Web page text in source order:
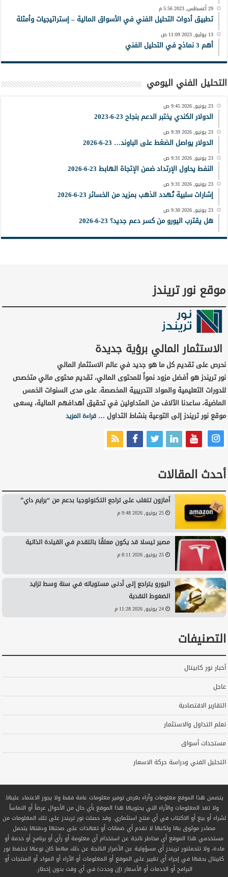
29 أغسطس, 2023 5:56 م
تطبيق أدوات التحليل الفني في الأسواق المالية – إستراتيجيات وأمثلة
13 يوليو, 2023 11:09 ص
أهم 3 نماذج في التحليل الفني
التحليل الفني اليومي
23 يونيو, 2026 9:45 ص
الدولار الكندي يختبر الدعم بنجاح 23-6-2023
23 يونيو, 2026 9:39 ص
الدولار يواصل الضغط على الباوند… 23-6-2026
23 يونيو, 2026 9:31 ص
النفط يحاول الإرتداد ضمن الإتجاة الهابط 23-6-2026
23 يونيو, 2026 9:31 ص
إشارات سلبية تُهدد الذهب بمزيد من الخسائر 23-6-2026
23 يونيو, 2026 9:30 ص
هل يقترب اليورو من كسر دعم جديد؟ 23-6-2026
موقع نور تريندز
الاستثمار المالي برؤية جديدة
نحرص على تقديم كل ما هو جديد في عالم الاستثمار المالي
نور تريندز هو أفضل مزود نمواً للمحتوى المالي، تقديم محتوى مالي متخصص
للدورات التعليمية والمواد التدريبية المخصصة. على مدى السنوات الخمس
الماضية، ساعدنا الآلاف من المتداولين في تحقيق أهدافهم المالية، يسعى
موقع نور تريندز إلى التوعية بنشاط التداول …قراءة المزيد
أحدث المقالات
أمازون تتغلب على تراجع التكنولوجيا بدعم من “برايم داي”
25 يونيو, 2026 9:48 م
مصير تيسلا قد يكون معلقًا بالتقدم في القيادة الذاتية
25 يونيو, 2026 8:11 م
اليورو يتراجع إلى أدنى مستوياته في سنة وسط تزايد
الضغوط النقدية
24 يونيو, 2026 11:28 م
التصنيفات
أخبار نور كابيتال
عاجل
التقارير الاقتصادية
تعلم التداول والاستثمار
مستجدات أسواق
التحليل الفني ودراسة حركة الاسعار
يتضمن هذا الموقع معلومات وآراء بغرض توفير معلومات عامة فقط ولا يجوز الاعتماد عليها.
ولا تعد المعلومات والآراء التي يحتويها هذا الموقع بأي حال من الأحوال عرضاً أو التماساً
لشراء أو بيع أو الاكتتاب في أي منتج استثماري. وقد حصلت نور تريندز على تلك المعلومات من
مصادر موثوق بها ولكنها لا تقدم أي ضمانات أو تعهدات على صحتها ودقتها يتحمل
مستخدمي هذا الموقع أي مخاطر ناتجة عن استخدام أي معلومة أو رأي أو برنامج أو خدمة أو
مادة، ولا تتحملنور تريندز أي مسؤولية عن الأضرار الناتجة عن ذلك مهما كان نوعها تحتفظ نور
كابيتال بحقها في إجراء أي تغيير على الموقع أو المعلومات أو الآراء أو المواد أو المنتجات أو
البرامج أو الخدمات أو الأسعار (إن وجدت) في أي وقت بدون إخطار.